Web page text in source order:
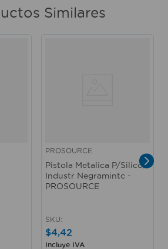
Similares
PROSOURCE
Pistola Metalica P/Silicon
Industr Negramintc -
PROSOURCE
SKU:
$4,42
Incluye IVA